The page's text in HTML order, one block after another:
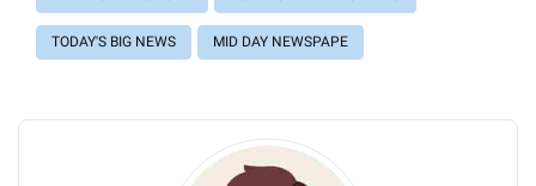
TODAY'S BIG NEWS MID DAY NEWSPAPE